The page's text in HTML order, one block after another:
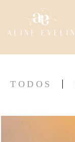
TODOS